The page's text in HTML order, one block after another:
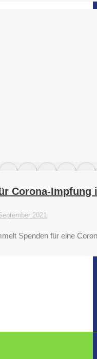
Corona-Impfung
2021
Spenden für eine